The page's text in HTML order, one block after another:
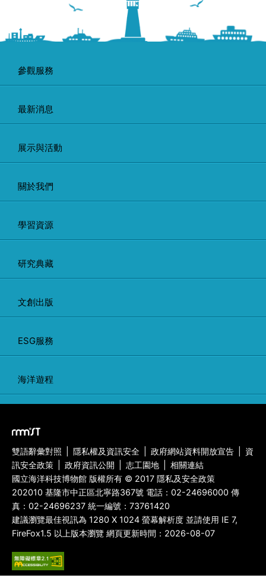
參觀服務
最新消息
展示與活動
關於我們
學習資源
研究典藏
文創出版
ESG服務
海洋遊程
雙語辭彙對照 隱私權及資訊安全 政府網站資料開放宣告
資
訊安全政策
政府資訊公開 志工園地
相關連結
國立海洋科技博物館 版權所有 © 2017 隱私及安全政策
202010 基隆市中正區北寧路367號 電話： 02-24696000 傳
真： 02-24696237 統一編號：73761420
建議瀏覽最佳視訊為 1280 X 1024 螢幕解析度 並請使用 IE 7,
FireFox1.5 以上版本瀏覽 網頁更新時間：2026-08-07